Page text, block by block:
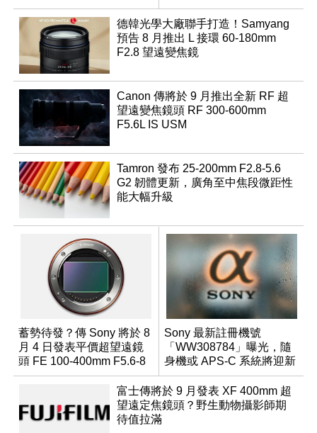
優化
德韓光學大廠聯手打造！Samyang
預告 8 月推出 L 接環 60-180mm
F2.8 望遠變焦鏡
Canon 傳將於 9 月推出全新 RF 超
望遠變焦鏡頭 RF 300-600mm
F5.6L IS USM
Tamron 發布 25-200mm F2.8-5.6
G2 韌體更新，廣角至中焦段微距性
能大幅升級
蓄勢待發？傳 Sony 將於 8
月 4 日發表平價超望遠鏡
頭 FE 100-400mm F5.6-8
Sony 最新註冊機號
「WW308784」曝光，隨
身機或 APS-C 系統將迎新
成員？
富士傳將於 9 月發表 XF 400mm 超
望遠定焦鏡頭？野生動物攝影師期
待值拉滿